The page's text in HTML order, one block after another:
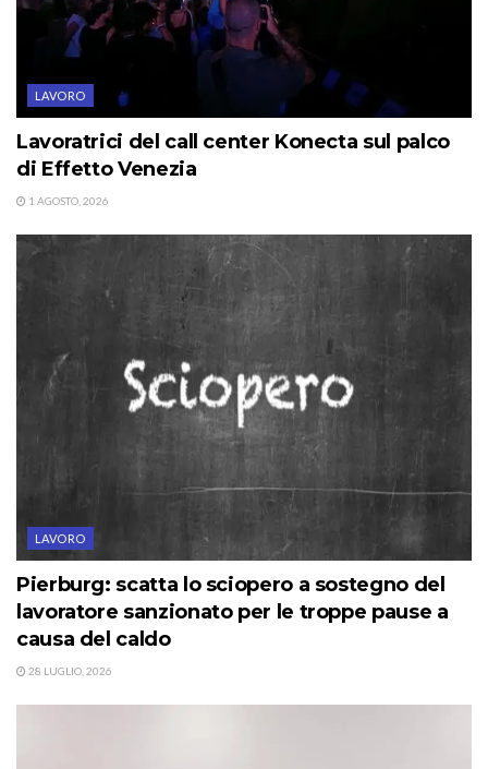
LAVORO
Lavoratrici del call center Konecta sul palco
di Effetto Venezia
1 AGOSTO, 2026
LAVORO
Pierburg: scatta lo sciopero a sostegno del
lavoratore sanzionato per le troppe pause a
causa del caldo
28 LUGLIO, 2026